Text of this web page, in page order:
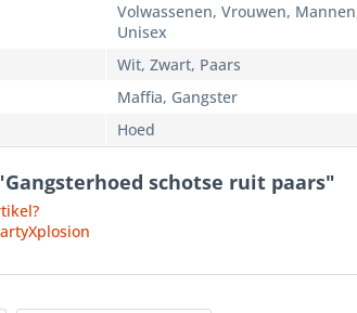
Volwassenen, Vrouwen,
Unisex
Wit, Zwart, Paars
Maffia, Gangster
Hoed
schotse ruit paars"